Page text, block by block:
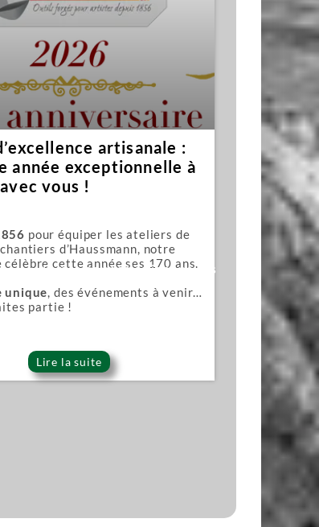
Lames pour scies japonaises
artisanale :
année exceptionnelle à
vous !
pour équiper les ateliers de
d’Haussmann, notre
célèbre cette année ses 170 ans.
unique, des événements à venir…
partie !
Lire la suite